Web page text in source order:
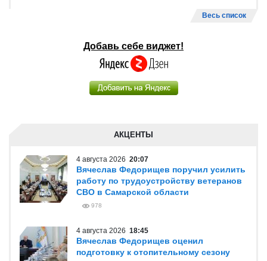
Весь список
Добавь себе виджет!
АКЦЕНТЫ
4 августа 2026 20:07
Вячеслав Федорищев поручил усилить
работу по трудоустройству ветеранов
СВО в Самарской области
978
4 августа 2026 18:45
Вячеслав Федорищев оценил
подготовку к отопительному сезону